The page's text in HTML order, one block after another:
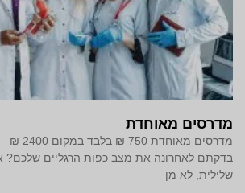
מדרסים מאוחדת
בדקתם לאחרונה את מצב כפות הרגליים
שלילית, לא מן